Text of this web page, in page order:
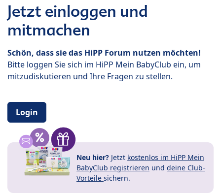
Jetzt einloggen und
mitmachen
Schön, dass sie das HiPP Forum nutzen möchten!
Bitte loggen Sie sich im HiPP Mein BabyClub ein, um
mitzudiskutieren und Ihre Fragen zu stellen.
Login
Neu hier? Jetzt kostenlos im HiPP Mein
BabyClub registrieren und deine Club-
Vorteile sichern.